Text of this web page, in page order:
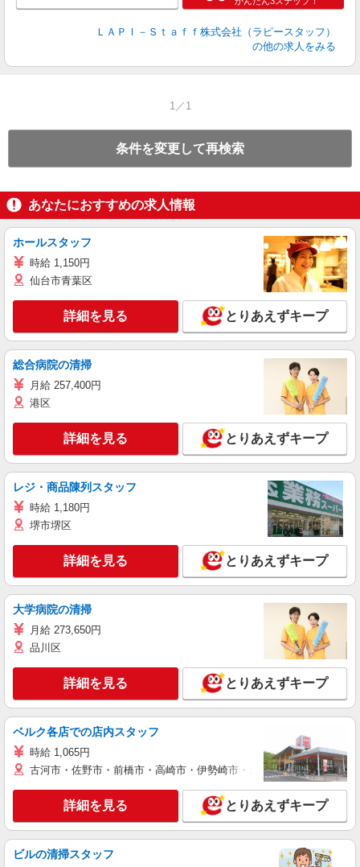
ＬＡＰＩ－Ｓｔａｆｆ株式会社（ラピースタッフ）
の他の求人をみる
1／1
条件を変更して再検索
あなたにおすすめの求人情報
ホールスタッフ
時給 1,150円
仙台市青葉区
詳細を見る とりあえずキープ
総合病院の清掃
月給 257,400円
港区
詳細を見る とりあえずキープ
レジ・商品陳列スタッフ
時給 1,180円
堺市堺区
詳細を見る とりあえずキープ
大学病院の清掃
月給 273,650円
品川区
詳細を見る とりあえずキープ
ベルク各店での店内スタッフ
時給 1,065円
古河市・佐野市・前橋市・高崎市・伊勢崎市・太田市・館林市・藤
詳細を見る とりあえずキープ
ビルの清掃スタッフ